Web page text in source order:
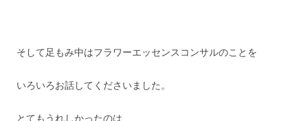
そして足もみ中はフラワーエッセンスコンサルのことを
いろいろお話してくださいました。
とてもうれしかったのは、